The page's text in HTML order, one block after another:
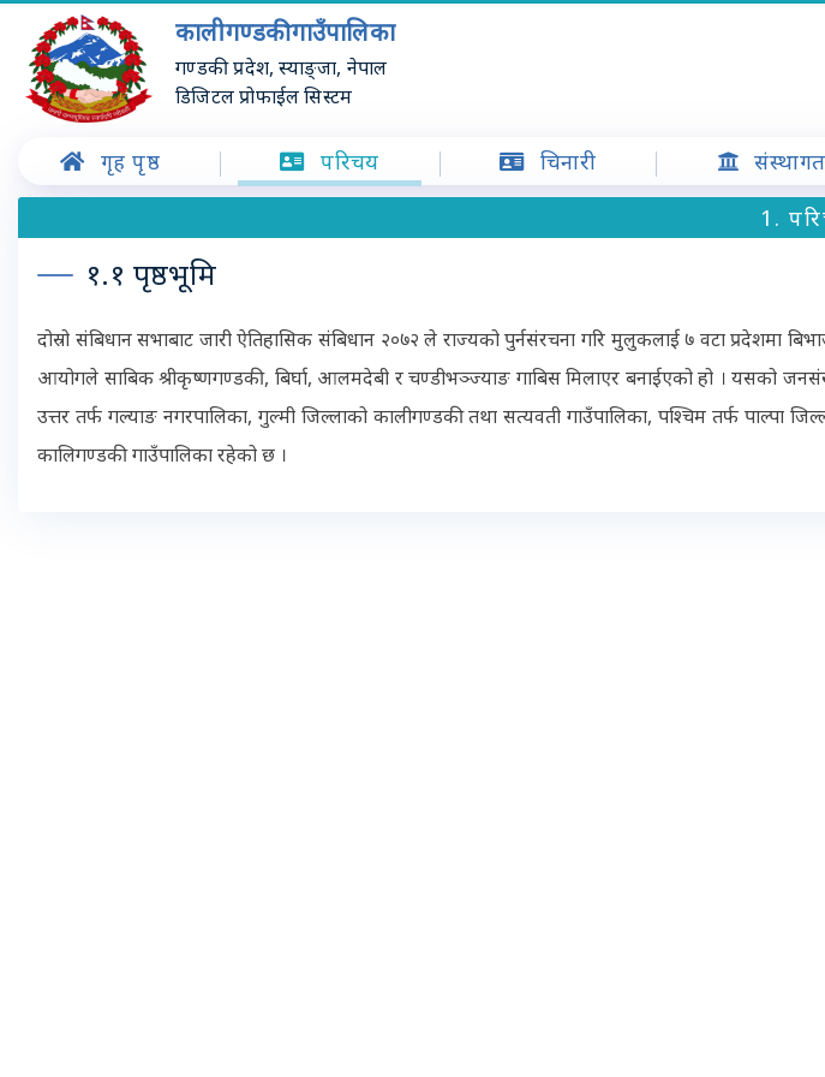
कालीगण्डकी गाउँपालिका
गण्डकी प्रदेश, स्याङ्जा, नेपाल
डिजिटल प्रोफाईल सिस्टम
गृह पृष्ठ परिचय चिनारी
1.
१.१ पृष्ठभूमि
दोस्रो संबिधान सभाबाट जारी ऐतिहासिक संबिधान २०७२ ले राज्यको पुर्नसंरचना गरि मुलुकलाई ७ वटा प्रदेशमा
आयोगले साबिक श्रीकृष्णगण्डकी, बिर्घा, आलमदेबी र चण्डीभञ्ज्याङ गाबिस मिलाएर बनाईएको हो । यसको
उत्तर तर्फ गल्याङ नगरपालिका, गुल्मी जिल्लाको कालीगण्डकी तथा सत्यवती गाउँपालिका, पश्चिम तर्फ पाल्पा
कालिगण्डकी गाउँपालिका रहेको छ ।